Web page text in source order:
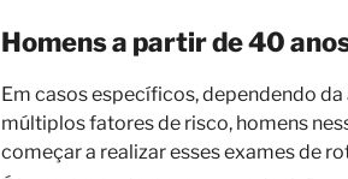
Homens a partir de 40
Em casos específicos, dependendo
múltiplos fatores de risco, homens
começar a realizar esses exames de